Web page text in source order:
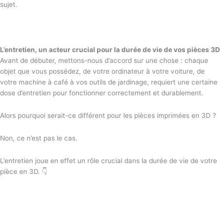
sujet.
L’entretien, un acteur crucial pour la durée de vie de vos pièces 3D
Avant de débuter, mettons-nous d’accord sur une chose : chaque
objet que vous possédez, de votre ordinateur à votre voiture, de
votre machine à café à vos outils de jardinage, requiert une certaine
dose d’entretien pour fonctionner correctement et durablement.
Alors pourquoi serait-ce différent pour les pièces imprimées en 3D ?
Non, ce n’est pas le cas.
L’entretien joue en effet un rôle crucial dans la durée de vie de votre
pièce en 3D. 👇